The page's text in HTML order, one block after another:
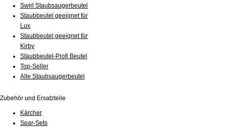
Swirl Staubsaugerbeutel
Staubbeutel geeignet für
Lux
Staubbeutel geeignet für
Kirby
Staubbeutel-Profi Beutel
Top-Seller
Alle Staubsaugerbeutel
Zubehör und Ersatzteile
Kärcher
Spar-Sets